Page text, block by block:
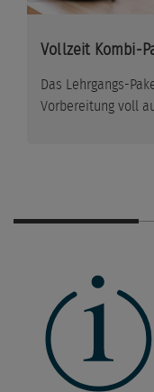
Vollzeit Kombi-
Das Lehrgangs-
Vorbereitung voll